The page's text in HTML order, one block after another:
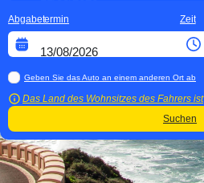
Abgabetermin Zeit
Geben Sie das Auto an einem anderen Ort ab
Das Land des Wohnsitzes des Fahrers ist
Suchen